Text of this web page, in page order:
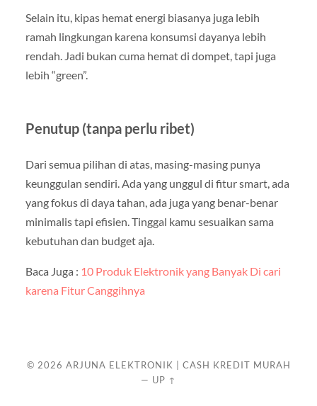
Selain itu, kipas hemat energi biasanya juga lebih
ramah lingkungan karena konsumsi dayanya lebih
rendah. Jadi bukan cuma hemat di dompet, tapi juga
lebih “green”.
Penutup (tanpa perlu ribet)
Dari semua pilihan di atas, masing-masing punya
keunggulan sendiri. Ada yang unggul di fitur smart, ada
yang fokus di daya tahan, ada juga yang benar-benar
minimalis tapi efisien. Tinggal kamu sesuaikan sama
kebutuhan dan budget aja.
Baca Juga : 10 Produk Elektronik yang Banyak Di cari
karena Fitur Canggihnya
© 2026 ARJUNA ELEKTRONIK | CASH KREDIT MURAH
— UP ↑